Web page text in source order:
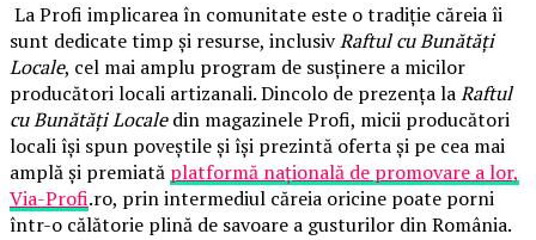
La Profi implicarea în comunitate este o tradiție căreia îi
sunt dedicate timp și resurse, inclusivRaftul cu Bunătăți
Locale, cel mai amplu program de susținere a micilor
producători locali artizanali. Dincolo de prezența laRaftul
cu Bunătăți Localedin magazinele Profi, micii producători
locali își spun poveștile și își prezintă oferta și pe cea mai
amplă și premiată platformă națională de promovare a lor,
Via-Profi.ro, prin intermediul căreia oricine poate porni
într-o călătorie plină de savoare a gusturilor din România.